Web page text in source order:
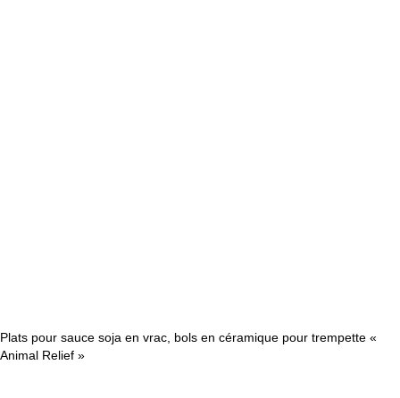
Plats pour sauce soja en vrac, bols en céramique pour trempette «
Animal Relief »